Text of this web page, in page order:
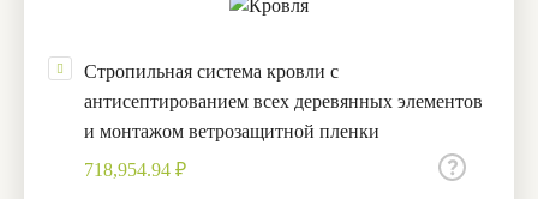
Стропильная система кровли с
антисептированием всех деревянных элементов
и монтажом ветрозащитной пленки
718,954.94 ₽